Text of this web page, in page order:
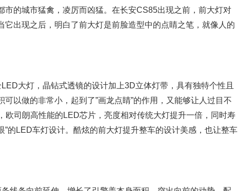
市的城市猛禽，凌厉而凶猛。在长安CS85出现之前，前大灯对
出现之后，明白了前大灯是前脸造型中的点睛之笔，就像人的
大灯，晶钻式透镜的设计加上3D立体灯带，具有独特个性且
以做的非常小，起到了”画龙点睛”的作用，又能够让人过目不
欧司朗高性能的LED芯片，亮度相对传统大灯提升一倍，同时寿
”的LED车灯设计。酷炫的前大灯提升整车的设计美感，也让整车